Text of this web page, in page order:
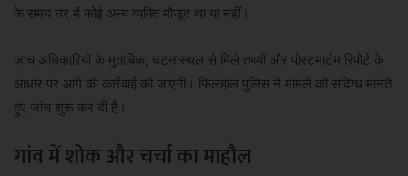
के समय घर में कोई अन्य व्यक्ति मौजूद था या नहीं।
जांच अधिकारियों के मुताबिक, घटनास्थल से मिले तथ्यों और पोस्टमार्टम रिपोर्ट के
आधार पर आगे की कार्रवाई की जाएगी। फिलहाल पुलिस ने मामले को संदिग्ध मानते
हुए जांच शुरू कर दी है।
गांव में शोक और चर्चा का माहौल